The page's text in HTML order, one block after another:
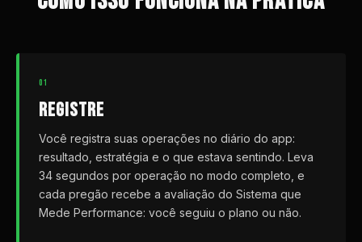
01
REGISTRE
Você registra suas operações no diário do app:
resultado, estratégia e o que estava sentindo. Leva
34 segundos por operação no modo completo, e
cada pregão recebe a avaliação do Sistema que
Mede Performance: você seguiu o plano ou não.